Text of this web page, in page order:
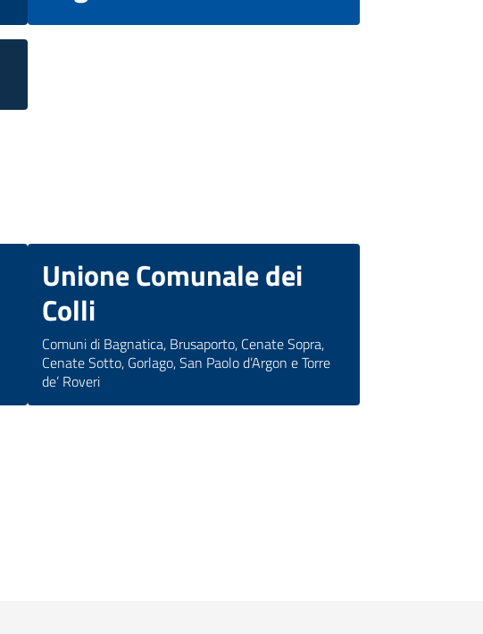
Unione Comunale dei
Colli
Comuni di Bagnatica, Brusaporto, Cenate Sopra,
Cenate Sotto, Gorlago, San Paolo d’Argon e Torre
de’ Roveri